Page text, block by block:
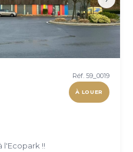
Réf. 59_0019
À LOUER
l'Ecopark !!